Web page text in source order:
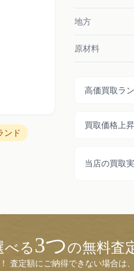
ンド
地方
原材料
高価買取ラ
買取価格上
当店の買取
べる3つの無料査
査定額にご納得できない場合